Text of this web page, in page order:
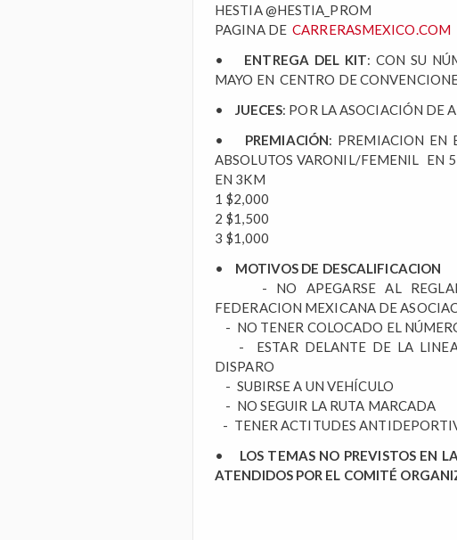
HESTIA @HESTIA_PROM
PAGINA DECARRERASMEXICO.COM
• ENTREGA DEL KIT: CON SU
MAYO EN CENTRO DE
• JUECES: POR LA ASOCIACIÓN DE
• PREMIACIÓN: PREMIACION EN
ABSOLUTOS VARONIL/FEMENIL EN
EN 3KM
1 $2,000
2 $1,500
3 $1,000
• MOTIVOS DE DESCALIFICACION
- NO APEGARSE AL
FEDERACION MEXICANA DE
- NO TENER COLOCADO EL
- ESTAR DELANTE DE LA
DISPARO
- SUBIRSE A UN VEHÍCULO
- NO SEGUIR LA RUTA MARCADA
- TENER ACTITUDES
• LOS TEMAS NO PREVISTOS EN
ATENDIDOS POR EL COMITÉ